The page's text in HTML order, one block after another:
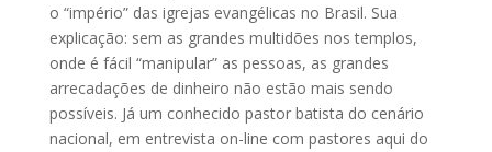
o “império” das igrejas evangélicas no Brasil. Sua
explicação: sem as grandes multidões nos templos,
onde é fácil “manipular” as pessoas, as grandes
arrecadações de dinheiro não estão mais sendo
possíveis. Já um conhecido pastor batista do cenário
nacional, em entrevista on-line com pastores aqui do